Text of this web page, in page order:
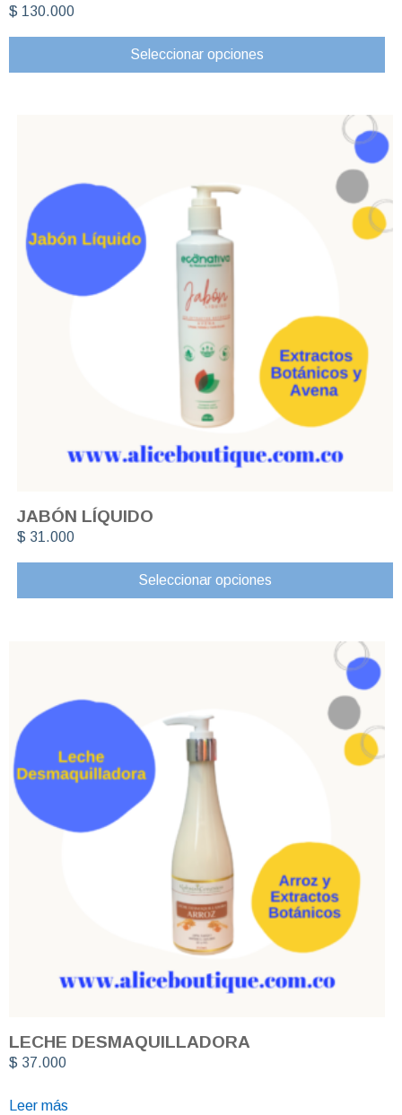
$ 130.000
Seleccionar opciones
JABÓN LÍQUIDO
$ 31.000
Seleccionar opciones
LECHE DESMAQUILLADORA
$ 37.000
Leer más